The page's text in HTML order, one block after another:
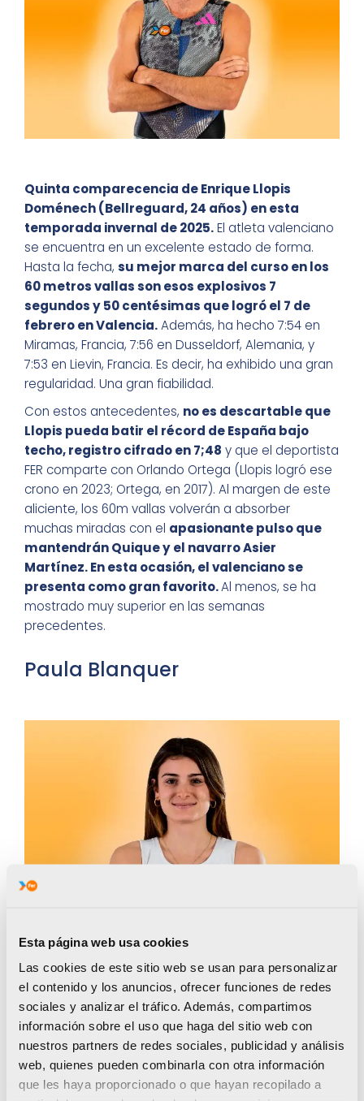
Esta página web usa cookies
Las cookies de este sitio web se usan para personalizar
el contenido y los anuncios, ofrecer funciones de redes
sociales y analizar el tráfico. Además, compartimos
información sobre el uso que haga del sitio web con
nuestros partners de redes sociales, publicidad y análisis
web, quienes pueden combinarla con otra información
que les haya proporcionado o que hayan recopilado a
Quinta comparecencia de Enrique Llopis
Doménech (Bellreguard, 24 años) en esta
temporada invernal de 2025.El atleta valenciano
se encuentra en un excelente estado de forma.
Hasta la fecha, su mejor marca del curso en los
60 metros vallas son esos explosivos 7
segundos y 50 centésimas que logró el 7 de
febrero en Valencia.Además, ha hecho 7:54 en
Miramas, Francia, 7:56 en Dusseldorf, Alemania, y
7:53 en Lievin, Francia. Es decir, ha exhibido una gran
regularidad. Una gran fiabilidad.
Con estos antecedentes, no es descartable que
Llopis pueda batir el récord de España bajo
techo, registro cifrado en 7;48 y que el deportista
FER comparte con Orlando Ortega (Llopis logró ese
crono en 2023; Ortega, en 2017). Al margen de este
aliciente, los 60m vallas volverán a absorber
muchas miradas con el apasionante pulso que
mantendrán Quique y el navarro Asier
Martínez. En esta ocasión, el valenciano se
presenta como gran favorito.Al menos, se ha
mostrado muy superior en las semanas
precedentes.
Paula Blanquer
Hace menos de dos semanas, Paula Blanquer
se proclamaba campeona de España sub-23
en pista corta por tercer año consecutivo. La vallista
valenciana ha hecho pleno en los tres Nacionales
sub-23 bajo techo que ha disputado. Desde 2023